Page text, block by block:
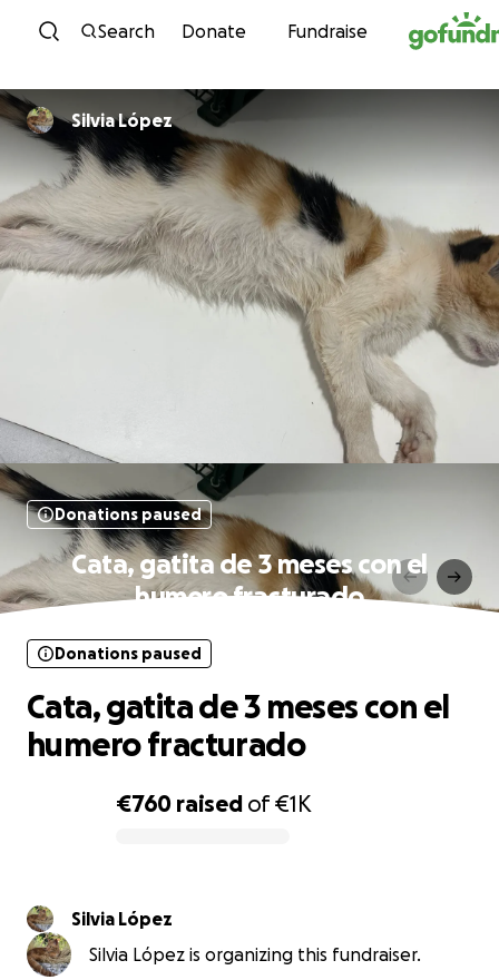
Skip to content
Search Donate Fundraise
Silvia López
Donations paused
Cata, gatita de 3 meses con el
humero fracturado
€760 raised of€1K
Donations paused
Cata, gatita de 3 meses con el
humero fracturado
Silvia López
Silvia López is organizing this fundraiser.